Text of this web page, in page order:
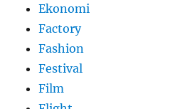
Ekonomi
Factory
Fashion
Festival
Film